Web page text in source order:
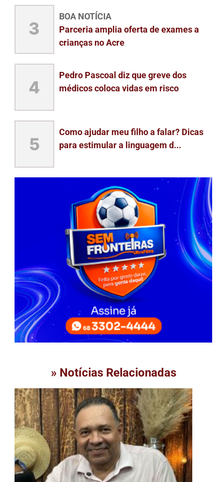
3
BOA NOTÍCIA
Parceria amplia oferta de exames a
crianças no Acre
4
Pedro Pascoal diz que greve dos
médicos coloca vidas em risco
5
Como ajudar meu filho a falar? Dicas
para estimular a linguagem d...
» Notícias Relacionadas